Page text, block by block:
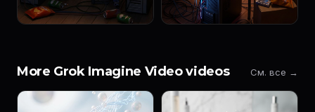
More Grok Imagine Video videos См. все →